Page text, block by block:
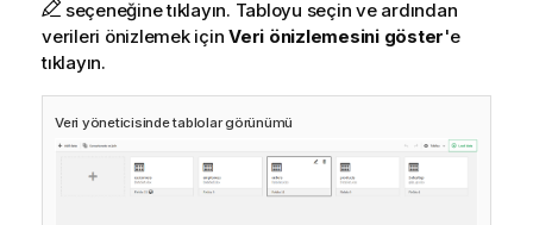
seçeneğine tıklayın. Tabloyu seçin ve ardından
verileri önizlemek için Veri önizlemesini göster'e
tıklayın.
Veri yöneticisinde tablolar görünümü